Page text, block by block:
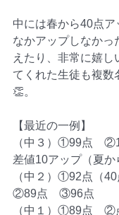
中には春から40点
なかアップしなかっ
えたり、非常に嬉し
てくれた生徒も複数
👏。
【最近の一例】
（中３）①99点　
差値10アップ（夏か
（中２）①92点（40
②89点　③96点
（中１）①89点　②